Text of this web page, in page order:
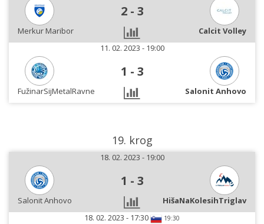
2 - 3
Merkur Maribor
Calcit Volley
11. 02. 2023 - 19:00
1 - 3
FužinarSijMetalRavne Salonit Anhovo
19. krog
18. 02. 2023 - 19:00
1 - 3
Salonit Anhovo
HišaNaKolesihTriglav
18. 02. 2023 - 17:30
19:30